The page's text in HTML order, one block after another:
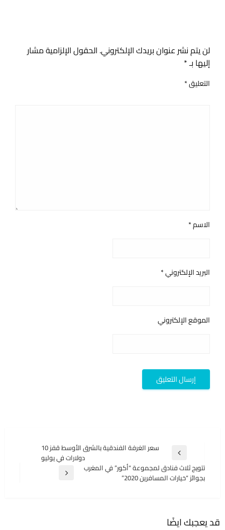
لن يتم نشر عنوان بريدك الإلكتروني. الحقول الإلزامية مشار
إليها بـ*
التعليق*
الاسم*
البريد الإلكتروني*
الموقع الإلكتروني
المقالات
المقالة
السابقة
سعر الغرفة الفندقية بالشرق الأوسط قفز 10
دولارات في يوليو
المقالة
تتويج ثلاث فنادق لمجموعة “أكور” في المغرب
بجوائز “خيارات المسافرين 2020”
قد يعجبك ايضًا